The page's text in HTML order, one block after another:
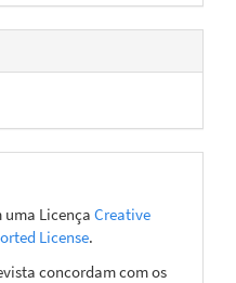
uma Licença Creative
License.
concordam com os